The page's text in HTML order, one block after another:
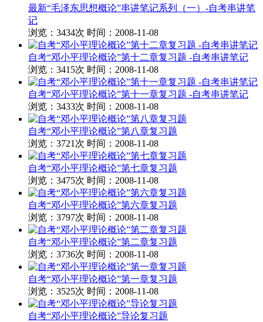
最新“毛泽东思想概论”串讲笔记系列（一）-自考串讲笔
记
浏览：3434次 时间：2008-11-08
自考“邓小平理论概论”第十二章复习题 -自考串讲笔记
浏览：3415次 时间：2008-11-08
自考“邓小平理论概论”第十一章复习题 -自考串讲笔记
浏览：3433次 时间：2008-11-08
自考“邓小平理论概论”第八章复习题
浏览：3721次 时间：2008-11-08
自考“邓小平理论概论”第七章复习题
浏览：3475次 时间：2008-11-08
自考“邓小平理论概论”第六章复习题
浏览：3797次 时间：2008-11-08
自考“邓小平理论概论”第二章复习题
浏览：3736次 时间：2008-11-08
自考“邓小平理论概论”第一章复习题
浏览：3525次 时间：2008-11-08
自考“邓小平理论概论”导论复习题